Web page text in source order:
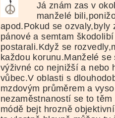
Já znám zas v
manželé
apod.Pokud se ozvaly,byly
pánové a semtam
postarali.Když se
každou korunu.Manželé
výživné co nejnižší a nebo
vůbec.V oblasti s
mzdovým průměrem a
nezaměstnaností se to
módě bejt hrozně